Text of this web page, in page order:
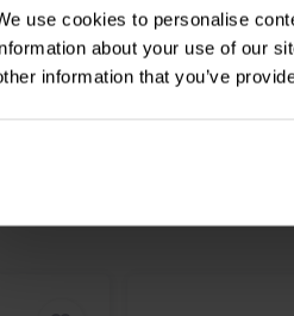
use cookies to personalise
about your use of our
information that you’ve
Disponibile
Confronta
altri